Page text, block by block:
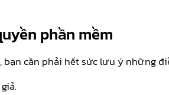
phần mềm
cần phải hết sức lưu ý những